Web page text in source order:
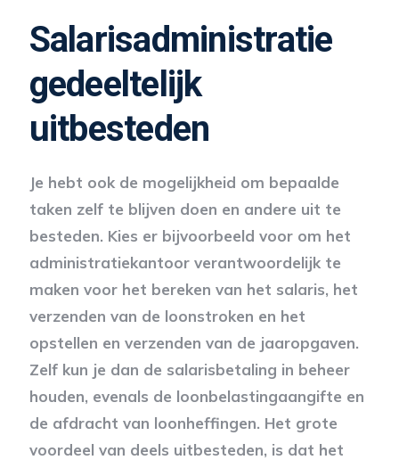
Salarisadministratie
gedeeltelijk
uitbesteden
Je hebt ook de mogelijkheid om bepaalde
taken zelf te blijven doen en andere uit te
besteden. Kies er bijvoorbeeld voor om het
administratiekantoor verantwoordelijk te
maken voor het bereken van het salaris, het
verzenden van de loonstroken en het
opstellen en verzenden van de jaaropgaven.
Zelf kun je dan de salarisbetaling in beheer
houden, evenals de loonbelastingaangifte en
de afdracht van loonheffingen. Het grote
voordeel van deels uitbesteden, is dat het